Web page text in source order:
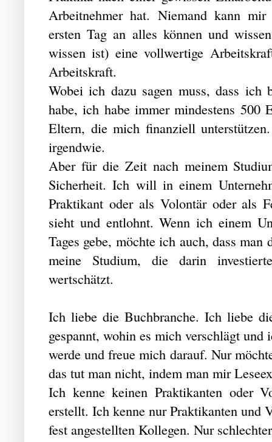
Arbeitnehmer hat. Niemand kann mir
ersten Tag an alles können und
wissen ist) eine vollwertige
Arbeitskraft.
Wobei ich dazu sagen muss, dass ich
habe, ich habe immer mindestens 500
Eltern, die mich finanziell
irgendwie.
Aber für die Zeit nach meinem
Sicherheit. Ich will in einem
Praktikant oder als Volontär oder als
sieht und entlohnt. Wenn ich einem
Tages gebe, möchte ich auch, dass
meine Studium, die darin
wertschätzt.
Ich liebe die Buchbranche. Ich liebe
gespannt, wohin es mich verschlägt
werde und freue mich darauf. Nur
das tut man nicht, indem man mir
Ich kenne keinen Praktikanten oder
erstellt. Ich kenne nur Praktikanten und
fest angestellten Kollegen. Nur